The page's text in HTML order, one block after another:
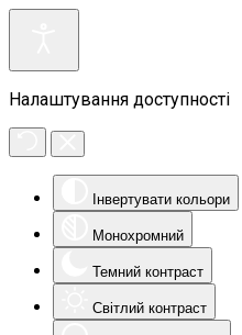
Налаштування доступності
Інвертувати кольори
Монохромний
Темний контраст
Світлий контраст